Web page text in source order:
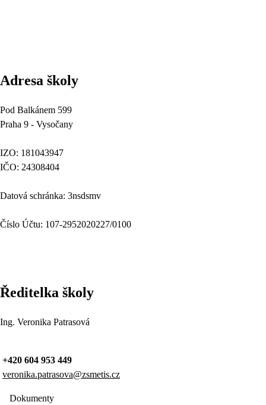
Adresa školy
Pod Balkánem 599
Praha 9 - Vysočany
IZO: 181043947
IČO: 24308404
Datová schránka: 3nsdsmv
Číslo Účtu: 107-2952020227/0100
Ředitelka školy
Ing. Veronika Patrasová
+420 604 953 449
veronika.patrasova@zsmetis.cz
Dokumenty